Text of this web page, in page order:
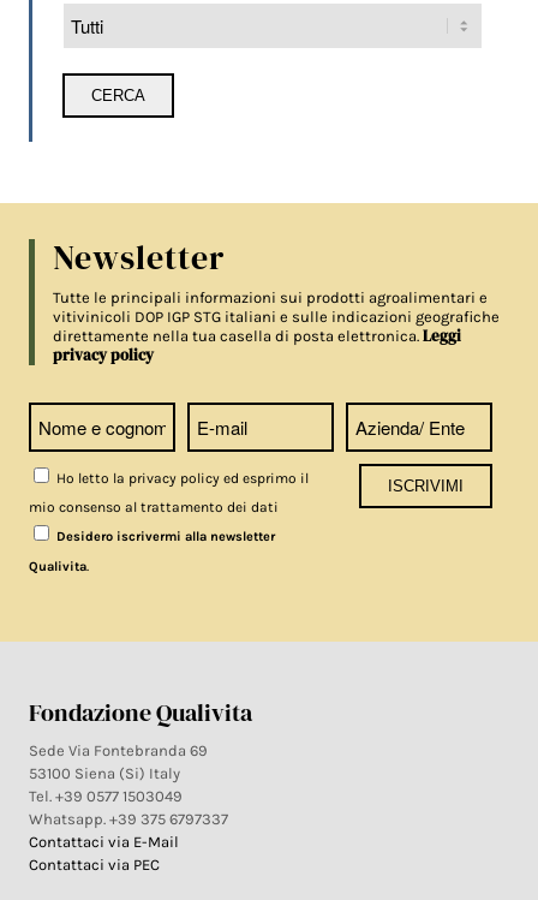
Newsletter
Tutte le principali informazioni sui prodotti agroalimentari e
vitivinicoli DOP IGP STG italiani e sulle indicazioni geografiche
direttamente nella tua casella di posta elettronica.Leggi
privacy policy
Ho letto la privacy policy ed esprimo il
mio consenso al trattamento dei dati
Desidero iscrivermi alla newsletter
Qualivita.
Fondazione Qualivita
Sede Via Fontebranda 69
53100 Siena (Si) Italy
Tel. +39 0577 1503049
Whatsapp. +39 375 6797337
Contattaci via E-Mail
Contattaci via PEC